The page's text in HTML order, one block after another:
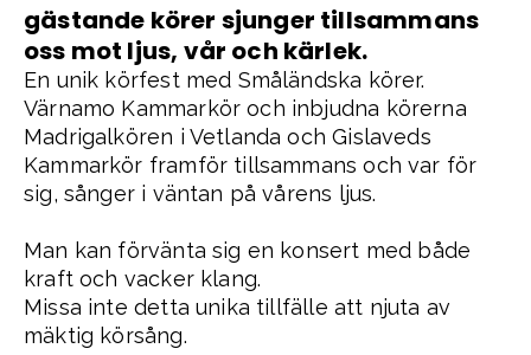
gästande körer sjunger tillsammans
oss mot ljus, vår och kärlek.
En unik körfest med Småländska körer.
Värnamo Kammarkör och inbjudna körerna
Madrigalkören i Vetlanda och Gislaveds
Kammarkör framför tillsammans och var för
sig, sånger i väntan på vårens ljus.
Man kan förvänta sig en konsert med både
kraft och vacker klang.
Missa inte detta unika tillfälle att njuta av
mäktig körsång.